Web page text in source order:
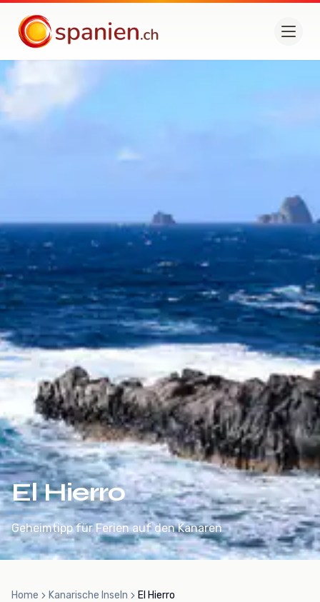
spanien.ch
El Hierro
Geheimtipp für Ferien auf den Kanaren
Home Kanarische Inseln El Hierro